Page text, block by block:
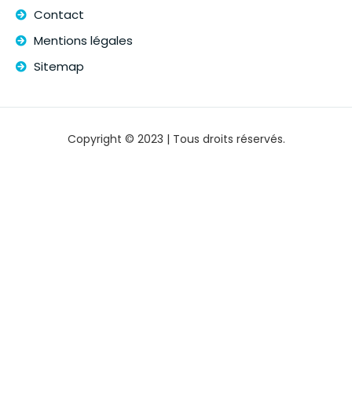
Contact
Mentions légales
Sitemap
Copyright © 2023 | Tous droits réservés.